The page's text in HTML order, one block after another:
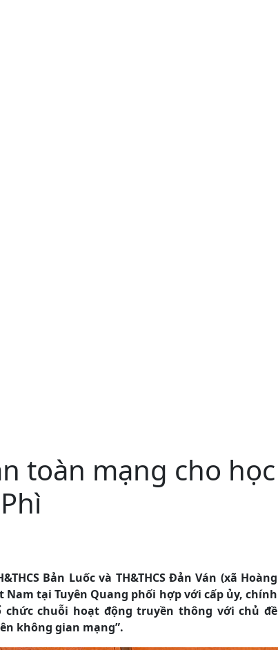
toàn mạng cho học
Bản Luốc và TH&THCS Đản Ván (xã Hoàng
tại Tuyên Quang phối hợp với cấp ủy, chính
chuỗi hoạt động truyền thông với chủ đề
không gian mạng”.